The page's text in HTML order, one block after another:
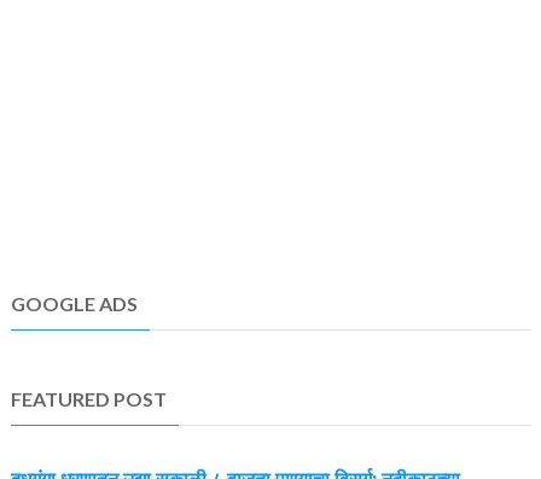
GOOGLE ADS
FEATURED POST